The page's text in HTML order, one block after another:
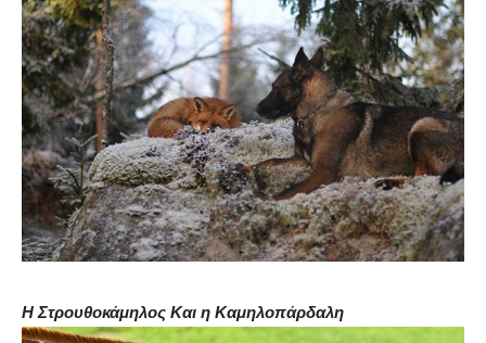
Η Στρουθοκάμηλος Και η Καμηλοπάρδαλη